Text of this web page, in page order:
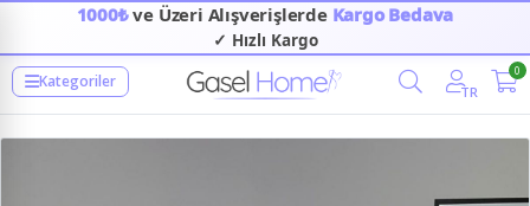
1000₺ve Üzeri Alışverişlerde Kargo Bedava
✓ Hızlı Kargo
Kategoriler
TR
0